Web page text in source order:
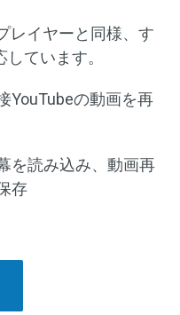
レイヤーと同様、す
ています。
YouTubeの動画を再
を読み込み、動画再
存